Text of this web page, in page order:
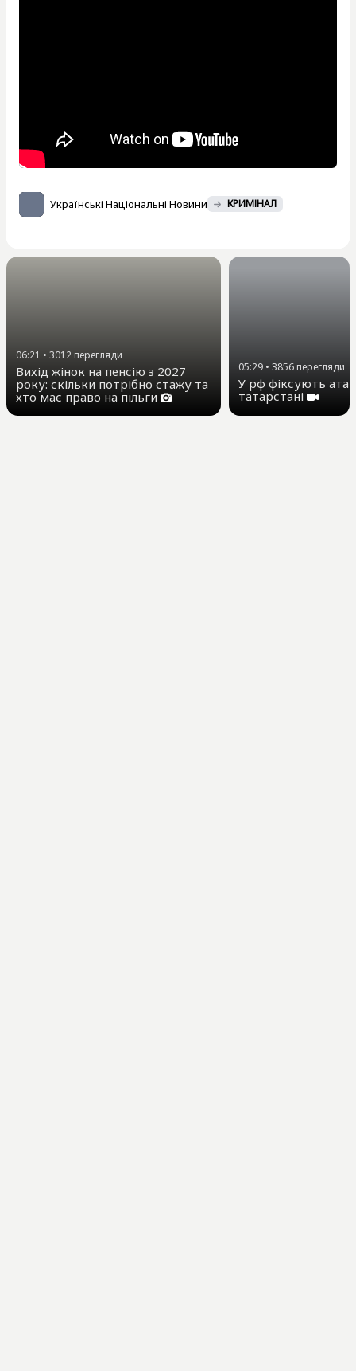
Українські Національні Новини КРИМІНАЛ
06:21 • 3012 перегляди
Вихід жінок на пенсію з 2027
року: скільки потрібно стажу та
хто має право на пільги
05:29 • 3856 перегляди
У рф фіксують
татарстані